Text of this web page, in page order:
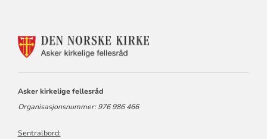
KONTAKTINFORMASJON
Asker kirkelige fellesråd
Organisasjonsnummer: 976 986 466
Sentralbord: